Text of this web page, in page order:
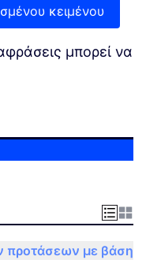
κειμένου
μπορεί να
προτάσεων με βάση